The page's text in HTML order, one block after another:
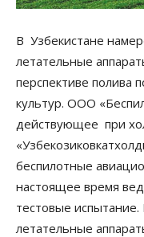
В Узбекистане
летательные
перспективе полива
культур. ООО
действующее при
беспилотные
настоящее время
тестовые
летательные